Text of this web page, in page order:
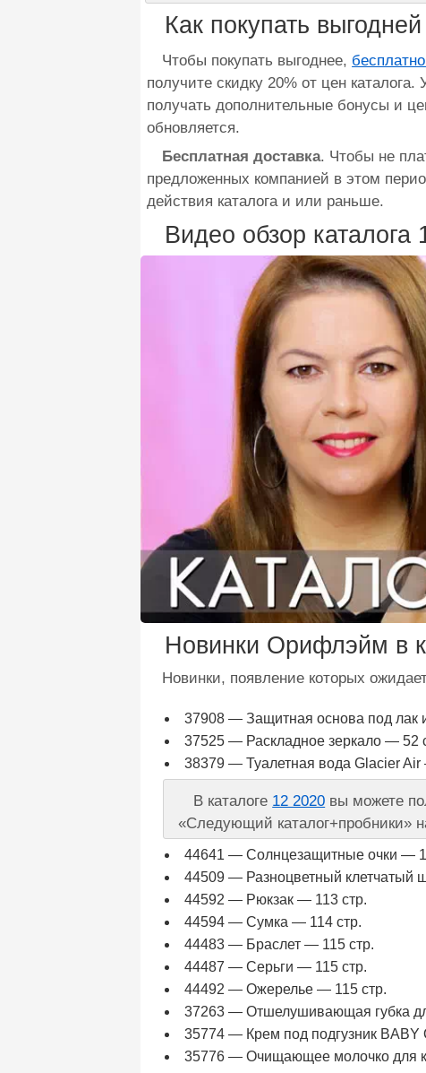
Как покупать выгодней
Чтобы покупать выгоднее,
получите скидку 20% от цен каталога.
получать дополнительные бонусы и
обновляется.
Бесплатная доставка. Чтобы не
предложенных компанией в этом
действия каталога и или раньше.
Видео обзор каталога
Новинки Орифлэйм в
Новинки, появление которых
37908 — Защитная основа под лак
37525 — Раскладное зеркало — 52
38379 — Туалетная вода Glacier Air
В каталоге 12 2020 вы можете
«Следующий каталог+пробники»
44641 — Солнцезащитные очки —
44509 — Разноцветный клетчатый
44592 — Рюкзак — 113 стр.
44594 — Сумка — 114 стр.
44483 — Браслет — 115 стр.
44487 — Серьги — 115 стр.
44492 — Ожерелье — 115 стр.
37263 — Отшелушивающая губка
35774 — Крем под подгузник BABY
35776 — Очищающее молочко для